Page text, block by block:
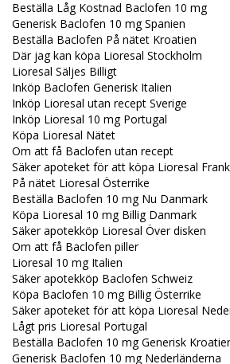
Beställa Låg Kostnad Baclofen 10 mg
Generisk Baclofen 10 mg Spanien
Beställa Baclofen På nätet Kroatien
Där jag kan köpa Lioresal Stockholm
Lioresal Säljes Billigt
Inköp Baclofen Generisk Italien
Inköp Lioresal utan recept Sverige
Inköp Lioresal 10 mg Portugal
Köpa Lioresal Nätet
Om att få Baclofen utan recept
Säker apoteket för att köpa Lioresal
På nätet Lioresal Österrike
Beställa Baclofen 10 mg Nu Danmark
Köpa Lioresal 10 mg Billig Danmark
Säker apotekköp Lioresal Över disken
Om att få Baclofen piller
Lioresal 10 mg Italien
Säker apotekköp Baclofen Schweiz
Köpa Baclofen 10 mg Billig Österrike
Säker apoteket för att köpa Lioresal
Lågt pris Lioresal Portugal
Beställa Baclofen 10 mg Generisk
Generisk Baclofen 10 mg Nederländerna